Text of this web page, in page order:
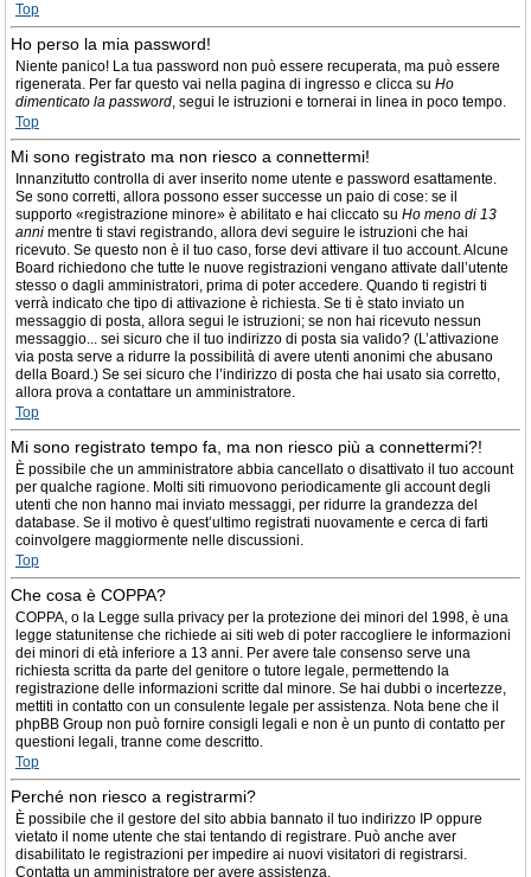
Top
Ho perso la mia password!
Niente panico! La tua password non può essere recuperata, ma può essere
rigenerata. Per far questo vai nella pagina di ingresso e clicca su Ho
dimenticato la password, segui le istruzioni e tornerai in linea in poco tempo.
Top
Mi sono registrato ma non riesco a connettermi!
Innanzitutto controlla di aver inserito nome utente e password esattamente.
Se sono corretti, allora possono esser successe un paio di cose: se il
supporto «registrazione minore» è abilitato e hai cliccato su Ho meno di 13
anni mentre ti stavi registrando, allora devi seguire le istruzioni che hai
ricevuto. Se questo non è il tuo caso, forse devi attivare il tuo account. Alcune
Board richiedono che tutte le nuove registrazioni vengano attivate dall’utente
stesso o dagli amministratori, prima di poter accedere. Quando ti registri ti
verrà indicato che tipo di attivazione è richiesta. Se ti è stato inviato un
messaggio di posta, allora segui le istruzioni; se non hai ricevuto nessun
messaggio... sei sicuro che il tuo indirizzo di posta sia valido? (L’attivazione
via posta serve a ridurre la possibilità di avere utenti anonimi che abusano
della Board.) Se sei sicuro che l’indirizzo di posta che hai usato sia corretto,
allora prova a contattare un amministratore.
Top
Mi sono registrato tempo fa, ma non riesco più a connettermi?!
È possibile che un amministratore abbia cancellato o disattivato il tuo account
per qualche ragione. Molti siti rimuovono periodicamente gli account degli
utenti che non hanno mai inviato messaggi, per ridurre la grandezza del
database. Se il motivo è quest’ultimo registrati nuovamente e cerca di farti
coinvolgere maggiormente nelle discussioni.
Top
Che cosa è COPPA?
COPPA, o la Legge sulla privacy per la protezione dei minori del 1998, è una
legge statunitense che richiede ai siti web di poter raccogliere le informazioni
dei minori di età inferiore a 13 anni. Per avere tale consenso serve una
richiesta scritta da parte del genitore o tutore legale, permettendo la
registrazione delle informazioni scritte dal minore. Se hai dubbi o incertezze,
mettiti in contatto con un consulente legale per assistenza. Nota bene che il
phpBB Group non può fornire consigli legali e non è un punto di contatto per
questioni legali, tranne come descritto.
Top
Perché non riesco a registrarmi?
È possibile che il gestore del sito abbia bannato il tuo indirizzo IP oppure
vietato il nome utente che stai tentando di registrare. Può anche aver
disabilitato le registrazioni per impedire ai nuovi visitatori di registrarsi.
Contatta un amministratore per avere assistenza.